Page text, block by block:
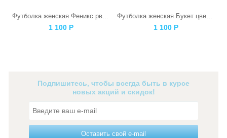
Футболка женская Феникс рвется наружу серая
1 100 Р
Футболка женская Букет цветов
1 100 Р
Подпишитесь, чтобы всегда быть в курсе
новых акций и скидок!
Оставить свой e-mail